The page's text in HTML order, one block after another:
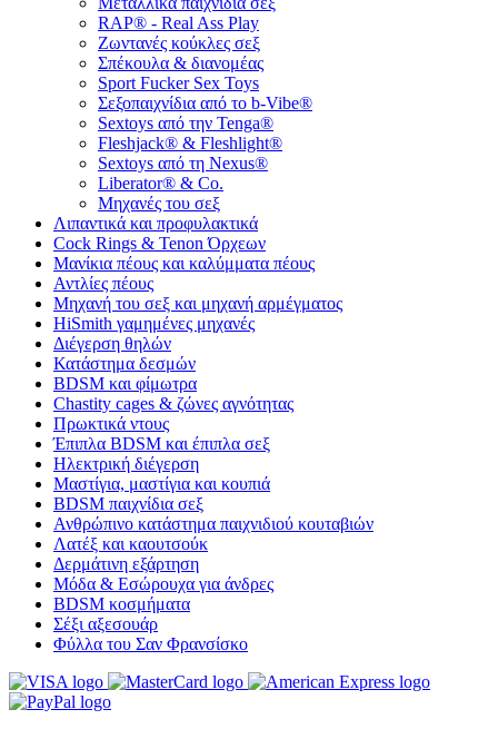
RAP® - Real Ass Play
Ζωντανές κούκλες σεξ
Σπέκουλα & διανομέας
Sport Fucker Sex Toys
Σεξοπαιχνίδια από το b-Vibe®
Sextoys από την Tenga®
Fleshjack® & Fleshlight®
Sextoys από τη Nexus®
Liberator® & Co.
Μηχανές του σεξ
Λιπαντικά και προφυλακτικά
Cock Rings & Tenon Όρχεων
Μανίκια πέους και καλύμματα πέους
Αντλίες πέους
Μηχανή του σεξ και μηχανή αρμέγματος
HiSmith γαμημένες μηχανές
Διέγερση θηλών
Κατάστημα δεσμών
BDSM και φίμωτρα
Chastity cages & ζώνες αγνότητας
Πρωκτικά ντους
Έπιπλα BDSM και έπιπλα σεξ
Ηλεκτρική διέγερση
Μαστίγια, μαστίγια και κουπιά
BDSM παιχνίδια σεξ
Ανθρώπινο κατάστημα παιχνιδιού κουταβιών
Λατέξ και καουτσούκ
Δερμάτινη εξάρτηση
Μόδα & Εσώρουχα για άνδρες
BDSM κοσμήματα
Σέξι αξεσουάρ
Φύλλα του Σαν Φρανσίσκο